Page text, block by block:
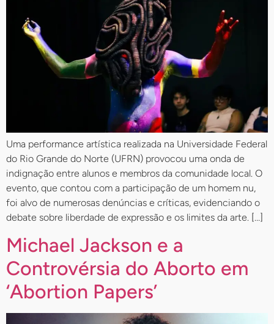
Uma performance artística realizada na Universidade Federal
do Rio Grande do Norte (UFRN) provocou uma onda de
indignação entre alunos e membros da comunidade local. O
evento, que contou com a participação de um homem nu,
foi alvo de numerosas denúncias e críticas, evidenciando o
debate sobre liberdade de expressão e os limites da arte. […]
Michael Jackson e a
Controvérsia do Aborto em
‘Abortion Papers’